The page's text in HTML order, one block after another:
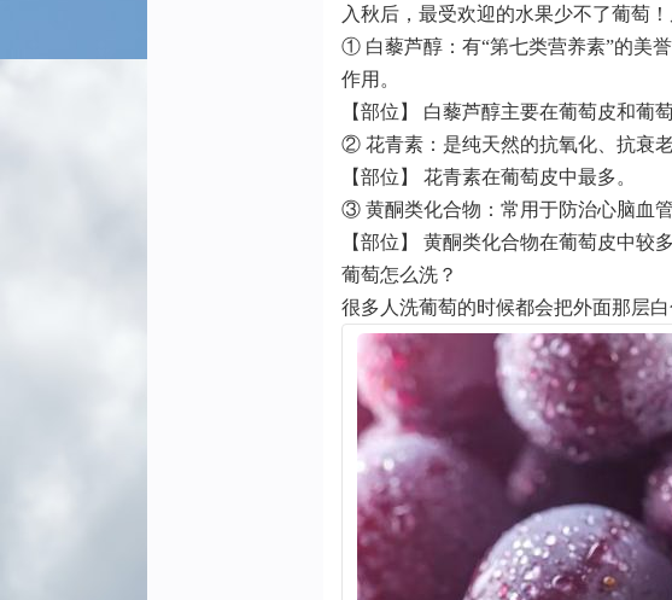
入秋后，最受欢迎的水果少不了葡萄
① 白藜芦醇：有“第七类营养素”的美
作用。
【部位】 白藜芦醇主要在葡萄皮和葡萄
② 花青素：是纯天然的抗氧化、抗衰
【部位】 花青素在葡萄皮中最多。
③ 黄酮类化合物：常用于防治心脑血
【部位】 黄酮类化合物在葡萄皮中较多
葡萄怎么洗？
很多人洗葡萄的时候都会把外面那层